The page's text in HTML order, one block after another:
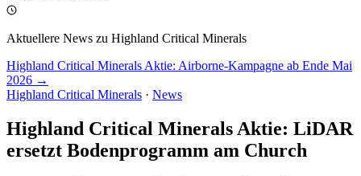
Aktuellere News zu Highland Critical Minerals
Highland Critical Minerals Aktie: Airborne-Kampagne ab Ende Mai
2026 →
Highland Critical Minerals · News
Highland Critical Minerals Aktie: LiDAR
ersetzt Bodenprogramm am Church